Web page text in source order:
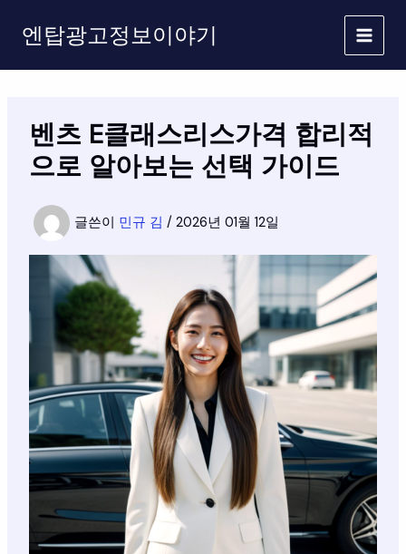
로
엔탑광고정보이야기
벤츠 E클래스리스가격 합리적
으로 알아보는 선택 가이드
글쓴이 민규 김 / 2026년 01월 12일